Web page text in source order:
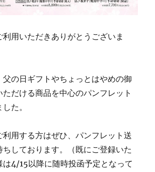
用いただきありがとうございま
父の日ギフトやちょっとはやめの御
だける商品を中心のパンフレット
た。
利用する方はぜひ、パンフレット送
しております。（既にご登録いた
は4/15以降に随時投函予定となって